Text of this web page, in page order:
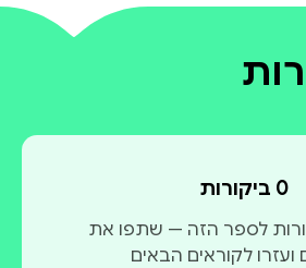
0 מתוך 5
0 ביקורות
לספר הזה — שתפו את
לקוראים הבאים